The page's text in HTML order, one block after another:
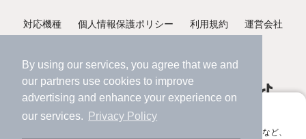
By using our services, you agree that we and
our partners use cookies to improve
advertising and enhance your experience on
our services.
Privacy Policy
アプリに切り替えて、サクサクお部屋探し
会員登録なしですぐ使える。マップ検索やお気に入り保存など、
対応機種 個人情報保護ポリシー 利用規約 運営会社